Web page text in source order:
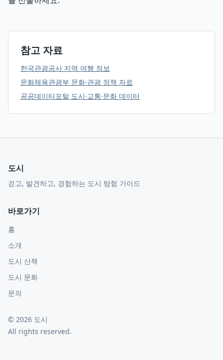
참고 자료
한국관광공사 지역 여행 정보
문화체육관광부 문화·관광 정책 자료
공공데이터포털 도시·교통·문화 데이터
도시
걷고, 발견하고, 경험하는 도시 탐험 가이드
바로가기
홈
소개
도시 산책
도시 문화
문의
© 2026 도시
All rights reserved.